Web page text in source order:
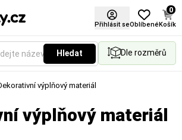
Přihlásit seOblíbené
0
Košík
Hledat Dle rozměrů
výplňový materiál
výplňový materiál
provedení obalů a balicích
podle požadované pevnosti,
aplikace fólie. Vyberte si variantu